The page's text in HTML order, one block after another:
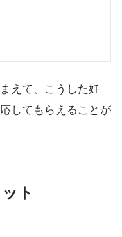
えて、こうした妊
してもらえることが
ト